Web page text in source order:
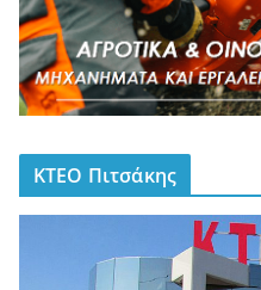
ΚΤΕΟ Πιτσάκης